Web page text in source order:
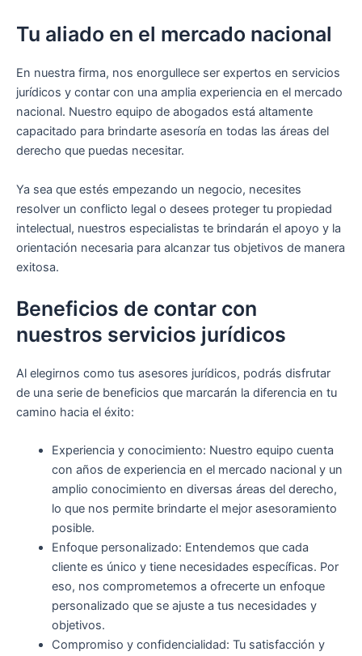
Tu aliado en el mercado nacional
En nuestra firma, nos enorgullece ser expertos en servicios
jurídicos y contar con una amplia experiencia en el mercado
nacional. Nuestro equipo de abogados está altamente
capacitado para brindarte asesoría en todas las áreas del
derecho que puedas necesitar.
Ya sea que estés empezando un negocio, necesites
resolver un conflicto legal o desees proteger tu propiedad
intelectual, nuestros especialistas te brindarán el apoyo y la
orientación necesaria para alcanzar tus objetivos de manera
exitosa.
Beneficios de contar con
nuestros servicios jurídicos
Al elegirnos como tus asesores jurídicos, podrás disfrutar
de una serie de beneficios que marcarán la diferencia en tu
camino hacia el éxito:
Experiencia y conocimiento: Nuestro equipo cuenta
con años de experiencia en el mercado nacional y un
amplio conocimiento en diversas áreas del derecho,
lo que nos permite brindarte el mejor asesoramiento
posible.
Enfoque personalizado: Entendemos que cada
cliente es único y tiene necesidades específicas. Por
eso, nos comprometemos a ofrecerte un enfoque
personalizado que se ajuste a tus necesidades y
objetivos.
Compromiso y confidencialidad: Tu satisfacción y